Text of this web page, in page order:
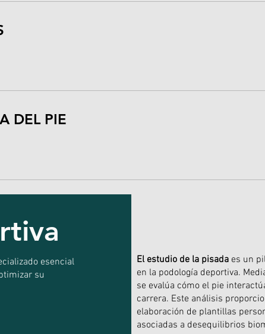
DEL PIE
esencial
su
El estudio de la pisada es un
en la podología deportiva.
se evalúa cómo el pie
carrera. Este análisis
elaboración de plantillas
asociadas a desequilibrios